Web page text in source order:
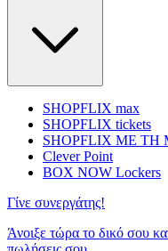
SHOPFLIX max
SHOPFLIX tickets
SHOPFLIX ΜΕ ΤΗ
Clever Point
BOX NOW Lockers
Γίνε συνεργάτης!
Άνοιξε τώρα το δικό σου